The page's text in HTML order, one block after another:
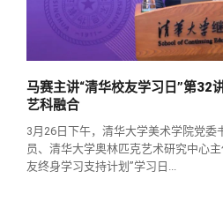
马赛主讲“清华校友学习日”第32
艺科融合
3月26日下午，清华大学美术学院党委
员、清华大学奥林匹克艺术研究中心
友终身学习支持计划”学习日...